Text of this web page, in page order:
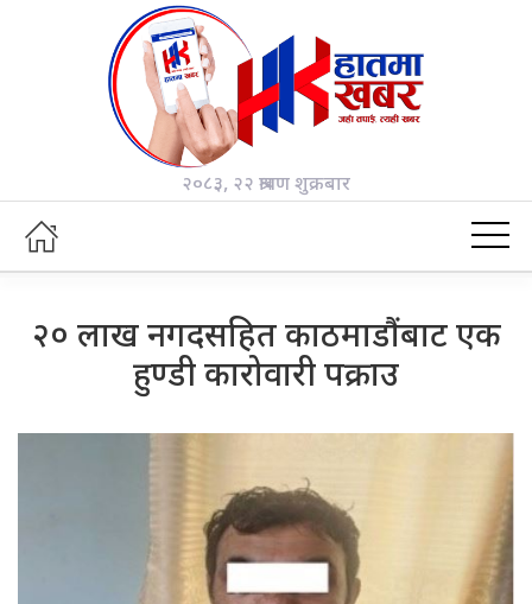
२०८३, २२ श्रावण शुक्रबार
२० लाख नगदसहित काठमाडौंबाट एक
हुण्डी कारोवारी पक्राउ